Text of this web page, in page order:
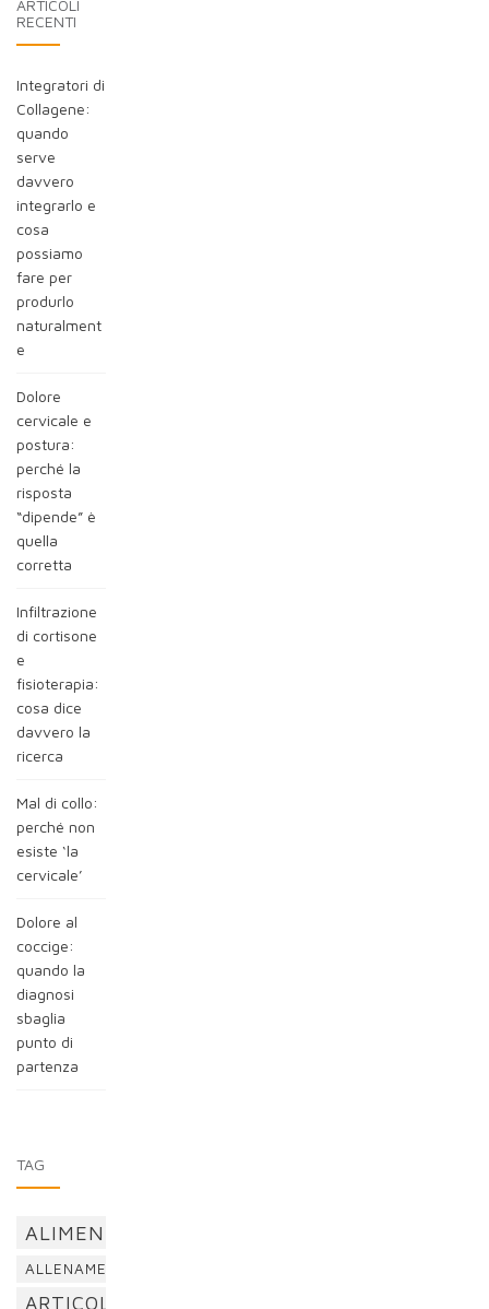
ARTICOLI
RECENTI
Integratori di
Collagene:
quando
serve
davvero
integrarlo e
cosa
possiamo
fare per
produrlo
naturalment
e
Dolore
cervicale e
postura:
perché la
risposta
“dipende” è
quella
corretta
Infiltrazione
di cortisone
e
fisioterapia:
cosa dice
davvero la
ricerca
Mal di collo:
perché non
esiste ‘la
cervicale’
Dolore al
coccige:
quando la
diagnosi
sbaglia
punto di
partenza
TAG
ALIMENTAZIONE
ALLENAMENTO
ARTICOLAZIONI